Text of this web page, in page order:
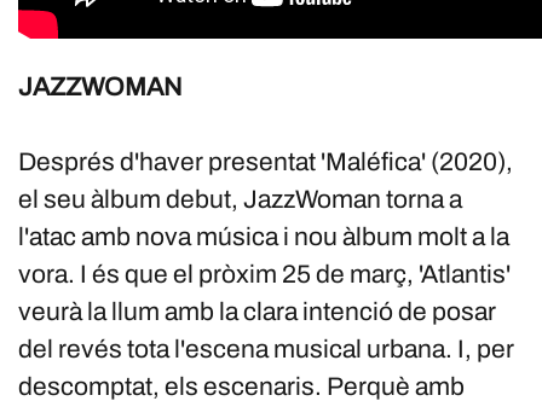
JAZZWOMAN
Després d'haver presentat 'Maléfica' (2020),
el seu àlbum debut, JazzWoman torna a
l'atac amb nova música i nou àlbum molt a la
vora. I és que el pròxim 25 de març, 'Atlantis'
veurà la llum amb la clara intenció de posar
del revés tota l'escena musical urbana. I, per
descomptat, els escenaris. Perquè amb